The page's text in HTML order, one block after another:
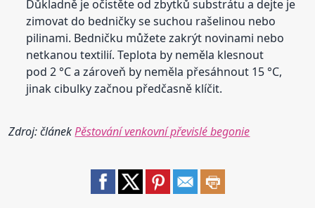
Důkladně je očistěte od zbytků substrátu a dejte je
zimovat do bedničky se suchou rašelinou nebo
pilinami. Bedničku můžete zakrýt novinami nebo
netkanou textilií. Teplota by neměla klesnout
pod 2 °C a zároveň by neměla přesáhnout 15 °C,
jinak cibulky začnou předčasně klíčit.
Zdroj: článekPěstování venkovní převislé begonie